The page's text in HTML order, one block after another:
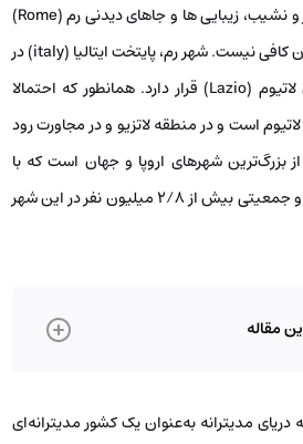
اگر بخواهیم از تاریخچه پر فراز و نشیب، زیبایی ها و جاهای دیدنی رم (Rome)
صحبت کنیم، یک طومار برای آن کافی نیست. شهر رم، پایتخت ایتالیا (italy) در
جنوب این کشور و در استان لاتیوم (Lazio) قرار دارد. همانطور که احتمالا
است و در منطقه لاتزیو و در مجاورت رود
بزرگ‌ترین شهرهای اروپا و جهان است که با
مساحت 1,286 کیلومتر مربع و جمعیتی بیش از 2/8 میلیون نفر در این شهر
مقاله
دریای مدیترانه به‌عنوان یک کشور مدیترانه‌ای